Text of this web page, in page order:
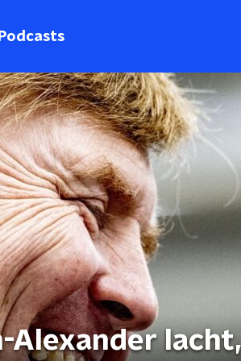
Podcasts
Alexander